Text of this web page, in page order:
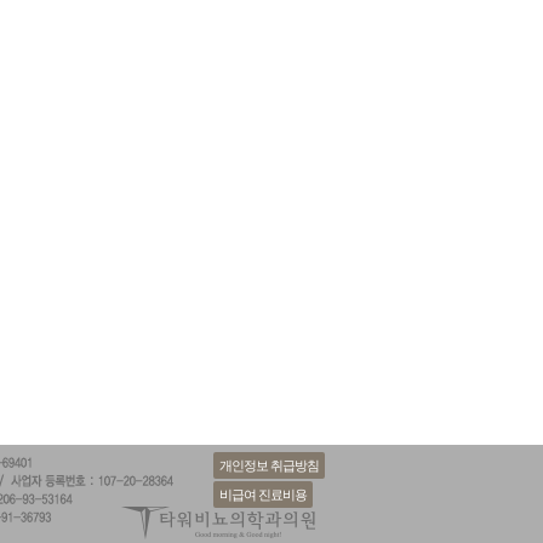
개인정보 취급방침
비급여 진료비용